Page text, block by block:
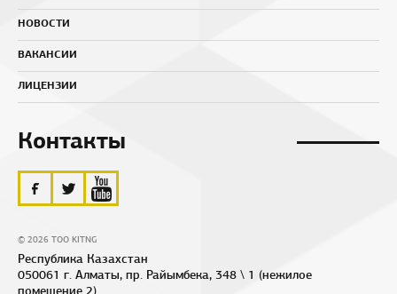
НОВОСТИ
ВАКАНСИИ
ЛИЦЕНЗИИ
Контакты
© 2026 ТОО KITNG
Республика Казахстан
050061 г. Алматы, пр. Райымбека, 348 \ 1 (нежилое
помещение 2)